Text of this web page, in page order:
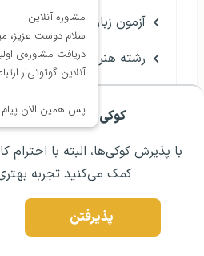
کوکی ها برای تجربه ی
با پذیرش کوکی‌ها، البته با
کمک می‌کنید تجربه
پذیرفتن
مشــاوره اولیه رایگان: ۰۲۱ ۴۳۰۰۰ ۰۲۱
آزمون زبان آلمانی گوته (GOETHE)
رشته هنر در آلمان
آلمان یا هلند؟